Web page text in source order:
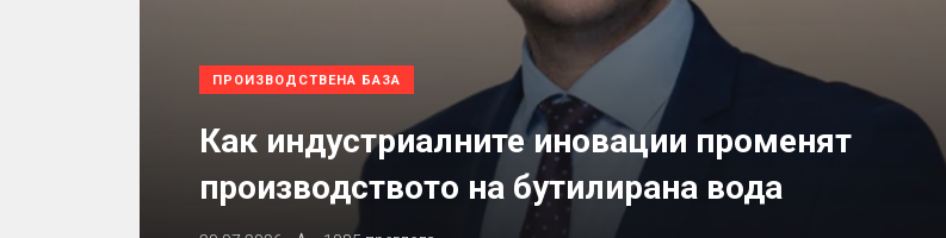
ПРОИЗВОДСТВЕНА БАЗА
Как индустриалните иновации променят
производството на бутилирана вода